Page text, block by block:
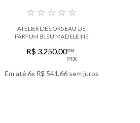
☆ ☆ ☆ ☆ ☆
ATELIER DES ORS EAU DE
PARFUM BLEU MADELEINE
R$ 3.250,00no
PIX
Em até6x R$ 541,66sem juros